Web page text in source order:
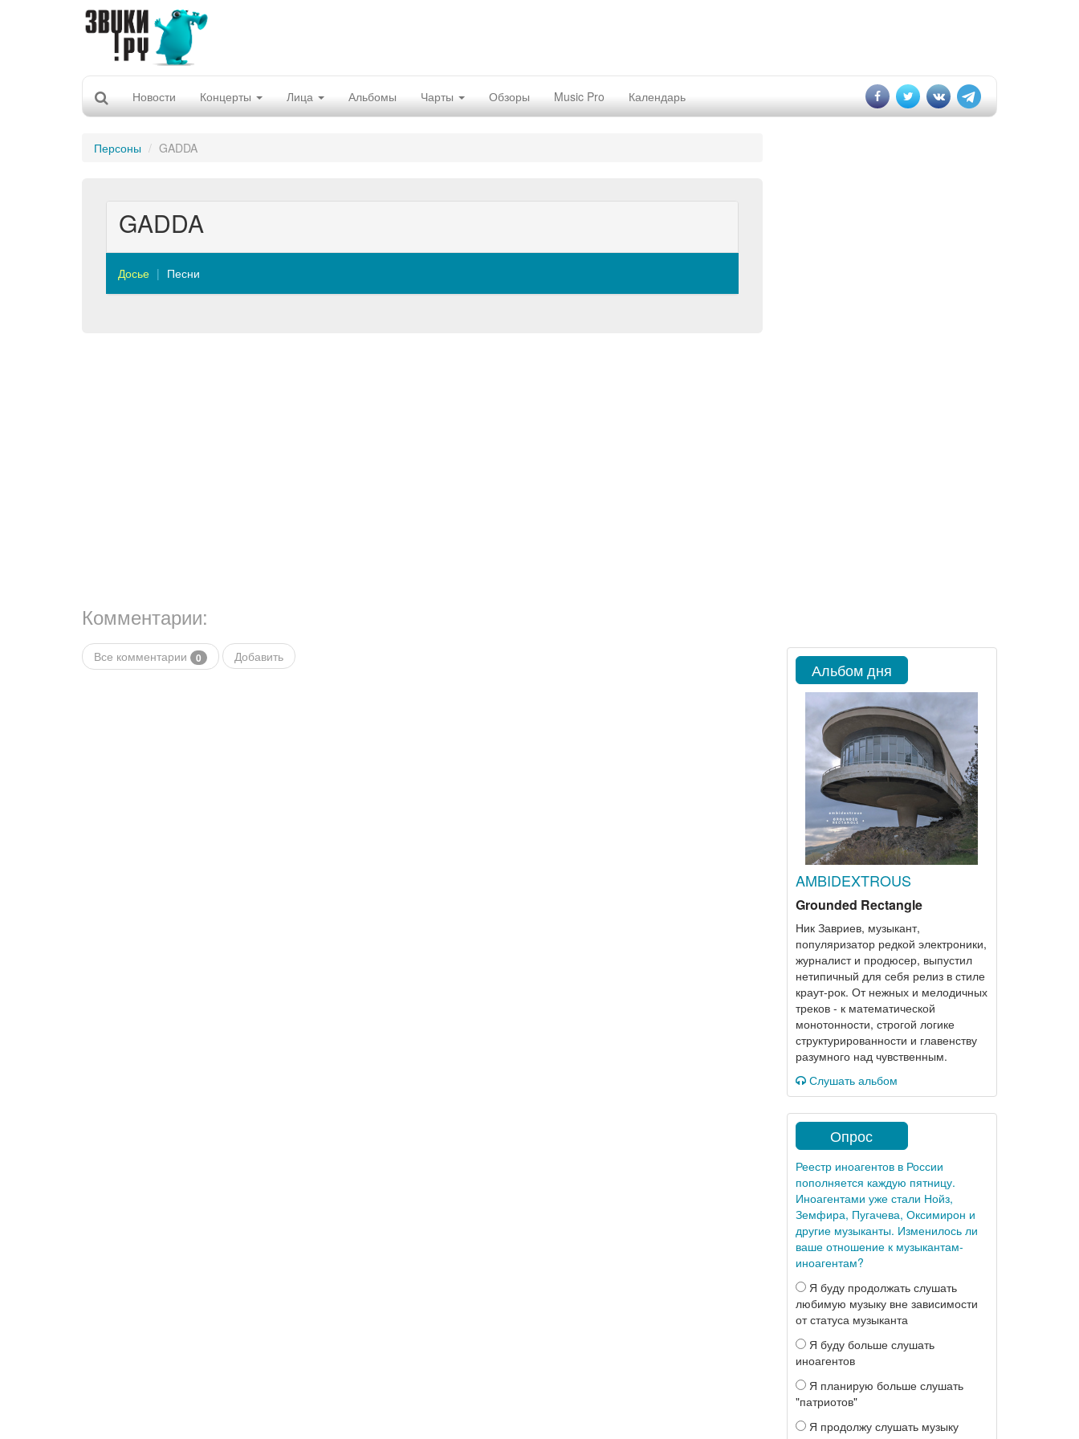
Новости Концерты Лица Альбомы Чарты Обзоры Music Pro Календарь
Персоны GADDA
GADDA
Досье Песни
Комментарии:
Все комментарии 0 Добавить
Альбом дня
AMBIDEXTROUS
Grounded Rectangle
Ник Завриев, музыкант,
популяризатор редкой электроники,
журналист и продюсер, выпустил
нетипичный для себя релиз в стиле
краут-рок. От нежных и мелодичных
треков - к математической
монотонности, строгой логике
структурированности и главенству
разумного над чувственным.
Слушать альбом
Опрос
Реестр иноагентов в России
пополняется каждую пятницу.
Иноагентами уже стали Нойз,
Земфира, Пугачева, Оксимирон и
другие музыканты. Изменилось ли
ваше отношение к музыкантам-
иноагентам?
Я буду продолжать слушать
любимую музыку вне зависимости
от статуса музыканта
Я буду больше слушать
иноагентов
Я планирую больше слушать
"патриотов"
Я продолжу слушать музыку